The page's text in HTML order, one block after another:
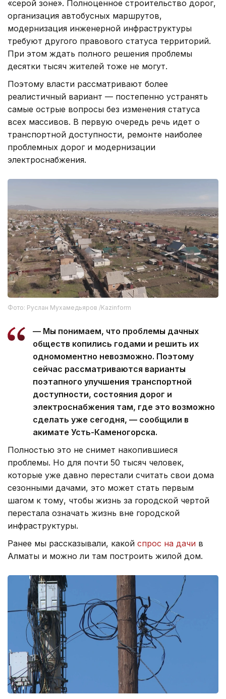
«серой зоне». Полноценное строительство дорог,
организация автобусных маршрутов,
модернизация инженерной инфраструктуры
требуют другого правового статуса территорий.
При этом ждать полного решения проблемы
десятки тысяч жителей тоже не могут.
Поэтому власти рассматривают более
реалистичный вариант — постепенно устранять
самые острые вопросы без изменения статуса
всех массивов. В первую очередь речь идет о
транспортной доступности, ремонте наиболее
проблемных дорог и модернизации
электроснабжения.
Фото: Руслан Мухамедьяров /Kazinform
— Мы понимаем, что проблемы дачных
обществ копились годами и решить их
одномоментно невозможно. Поэтому
сейчас рассматриваются варианты
поэтапного улучшения транспортной
доступности, состояния дорог и
электроснабжения там, где это возможно
сделать уже сегодня, — сообщили в
акимате Усть-Каменогорска.
Полностью это не снимет накопившиеся
проблемы. Но для почти 50 тысяч человек,
которые уже давно перестали считать свои дома
сезонными дачами, это может стать первым
шагом к тому, чтобы жизнь за городской чертой
перестала означать жизнь вне городской
инфраструктуры.
Ранее мы рассказывали, какой спрос на дачи в
Алматы и можно ли там построить жилой дом.